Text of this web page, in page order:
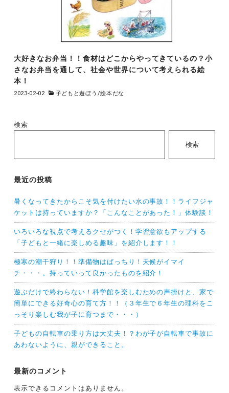
大好きなお弁当！！食材はどこからやってきているの？小
さなお弁当を通して、社会や世界について考えられる絵
本！
2023-02-02 子どもと遊ぼう /絵本だな
検索
検索
最近の投稿
暑くなってきたからこそ気を付けたい水の事故！！ライフジャ
ケットは持っていますか？「こんなことがあった！」体験談！
いろいろな視点で考えるクセがつく！学習意欲もアップする
「子どもと一緒に楽しめる趣味」を紹介します！！
極寒の潮干狩り！！準備物はばっちり！天候がイマイ
チ・・・。持っていって良かったものを紹介！
遊ぶだけで終わらない！科学館を楽しむための声掛けと、家で
簡単にできる好奇心の育て方！！（３年生で６年生の理科をこ
っそり楽しむ我が子に育つまで・・・）
子どもの自転車の乗り方は大丈夫！？わが子が自転車で事故に
あわないように、親ができること。
最新のコメント
表示できるコメントはありません。